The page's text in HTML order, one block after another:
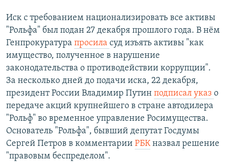
Иск с требованием национализировать все активы
"Рольфа" был подан 27 декабря прошлого года. В нём
Генпрокуратура просила суд изъять активы "как
имущество, полученное в нарушение
законодательства о противодействии коррупции".
За несколько дней до подачи иска, 22 декабря,
президент России Владимир Путин подписал указ о
передаче акций крупнейшего в стране автодилера
"Рольф" во временное управление Росимущества.
Основатель "Рольфа", бывший депутат Госдумы
Сергей Петров в комментарии РБКназвал решение
"правовым беспределом".